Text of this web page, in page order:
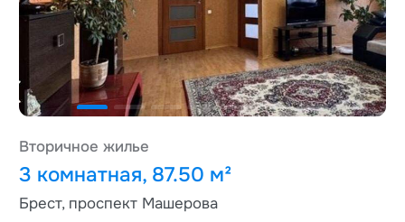
Вторичное жилье
3 комнатная, 87.50 м²
Брест, проспект Машерова